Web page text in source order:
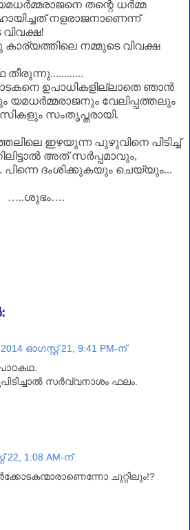
തന്റെ ധർമ്മ
നളരാജനാണെന്ന്
നമ്മുടെ വിവക്ഷ
തീരുന്നു............
ഉപാധികളില്ലാതെ ഞാൻ
യമധർമ്മരാജനും വേലിപ്പത്തലും
സംതൃപ്തരായി.
ഇഴയുന്ന പുഴുവിനെ പിടിച്ച്
അത് സർപ്പമാവും,
ദംശിക്കുകയും ചെയ്യും...
…..ശുഭം….
2014 ഓഗസ്റ്റ് 21, 9:41 PM-ന്
സര്‍വ്വനാശം ഫലം.
22, 1:08 AM-ന്
ചുറ്റിലും!?